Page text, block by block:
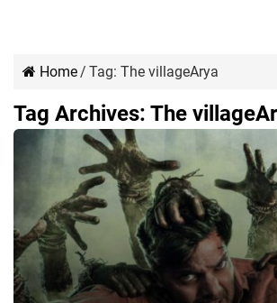
Home/ Tag: The villageArya
Tag Archives: The